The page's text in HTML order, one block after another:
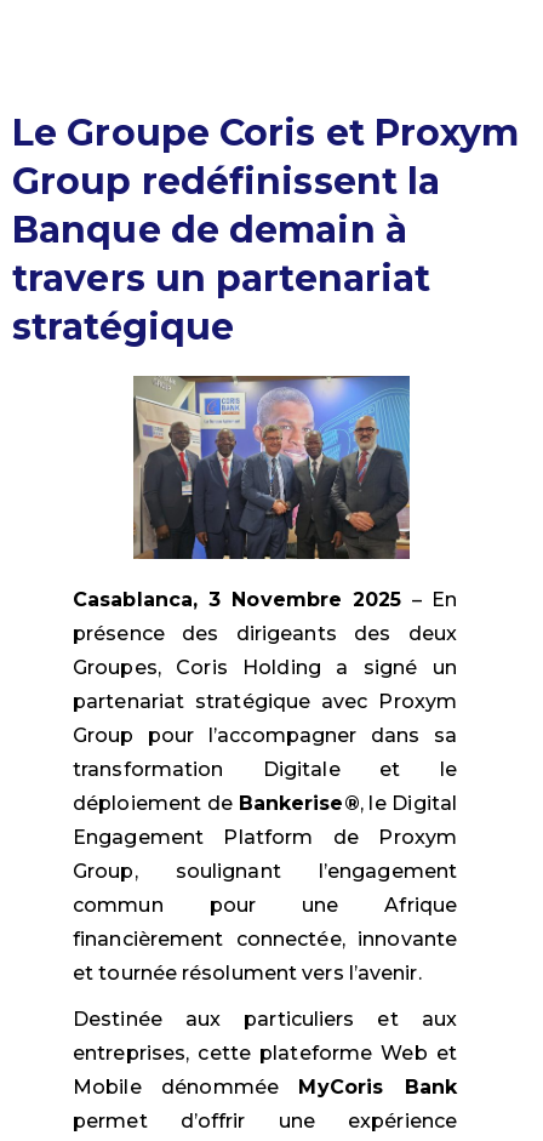
Le Groupe Coris et Proxym
Group redéfinissent la
Banque de demain à
travers un partenariat
stratégique
Casablanca, 3 Novembre 2025 – En
présence des dirigeants des deux
Groupes, Coris Holding a signé un
partenariat stratégique avec Proxym
Group pour l’accompagner dans sa
transformation Digitale et le
déploiement de Bankerise®, le Digital
Engagement Platform de Proxym
Group, soulignant l’engagement
commun pour une Afrique
financièrement connectée, innovante
et tournée résolument vers l’avenir.
Destinée aux particuliers et aux
entreprises, cette plateforme Web et
Mobile dénommée MyCoris Bank
permet d’offrir une expérience